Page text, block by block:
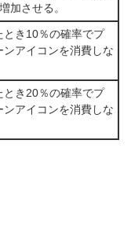
加させる。
とき10％の確率でプ
ンアイコンを消費しな
とき20％の確率でプ
ンアイコンを消費しな